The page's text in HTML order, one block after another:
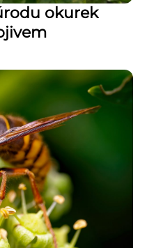
okurek